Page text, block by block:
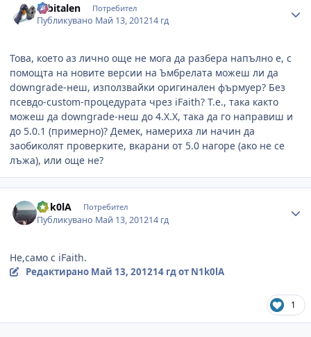
orbitalen Потребител
Публикувано Май 13, 201214 гд
Това, което аз лично още не мога да разбера напълно е, с
помощта на новите версии на Ъмбрелата можеш ли да
downgrade-неш, използвайки оригинален фърмуер? Без
псевдо-custom-процедурата чрез iFaith? Т.е., така както
можеш да downgrade-неш до 4.Х.Х, така да го направиш и
до 5.0.1 (примерно)? Демек, намериха ли начин да
заобиколят проверките, вкарани от 5.0 нагоре (ако не се
лъжа), или още не?
N1k0lA Потребител
Публикувано Май 13, 201214 гд
Не,само с iFaith.
Редактирано Май 13, 201214 гдот N1k0lA
1